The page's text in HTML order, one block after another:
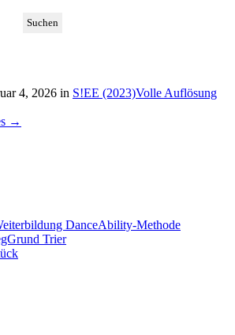
4, 2026 in S!EE (2023)Volle Auflösung
→
DanceAbility-Methode
Trier